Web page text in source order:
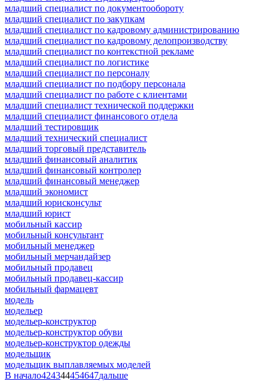
младший специалист по документообороту
младший специалист по закупкам
младший специалист по кадровому администрированию
младший специалист по кадровому делопроизводству
младший специалист по контекстной рекламе
младший специалист по логистике
младший специалист по персоналу
младший специалист по подбору персонала
младший специалист по работе с клиентами
младший специалист технической поддержки
младший специалист финансового отдела
младший тестировщик
младший технический специалист
младший торговый представитель
младший финансовый аналитик
младший финансовый контролер
младший финансовый менеджер
младший экономист
младший юрисконсульт
младший юрист
мобильный кассир
мобильный консультант
мобильный менеджер
мобильный мерчандайзер
мобильный продавец
мобильный продавец-кассир
мобильный фармацевт
модель
модельер
модельер-конструктор
модельер-конструктор обуви
модельер-конструктор одежды
модельщик
модельщик выплавляемых моделей
В начало424344454647дальше